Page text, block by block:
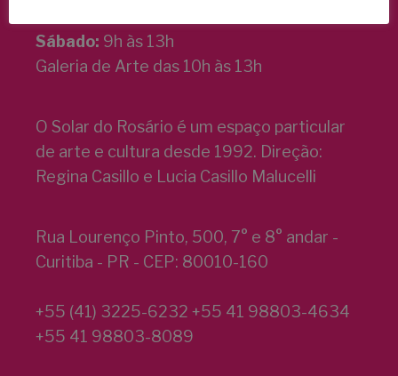
Sábado: 9h às 13h
Galeria de Arte das 10h às 13h
O Solar do Rosário é um espaço particular
de arte e cultura desde 1992. Direção:
Regina Casillo e Lucia Casillo Malucelli
Rua Lourenço Pinto, 500, 7° e 8° andar -
Curitiba - PR - CEP: 80010-160
+55 (41) 3225-6232 +55 41 98803-4634
+55 41 98803-8089